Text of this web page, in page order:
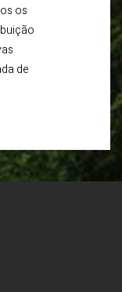
os
de